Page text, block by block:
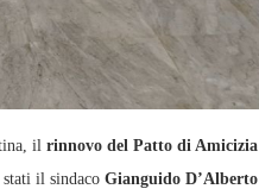
il rinnovo del Patto di Amicizia
il sindaco Gianguido D’Alberto